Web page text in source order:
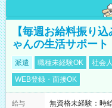
【毎週お給料振り
ゃんの生活サポート
派遣 職種未経験OK 社会
WEB登録・面接OK
給与
無資格未経験：